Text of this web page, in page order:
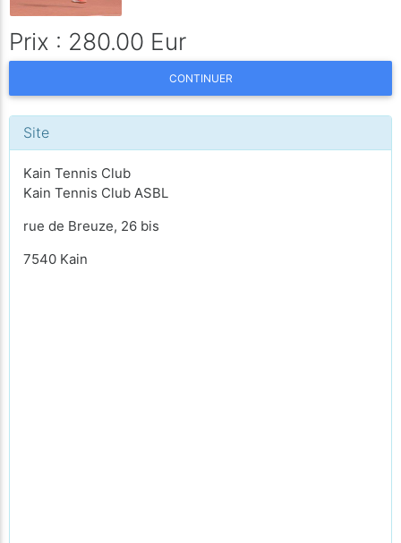
Prix : 280.00 Eur
CONTINUER
Site
Kain Tennis Club
Kain Tennis Club ASBL
rue de Breuze, 26 bis
7540 Kain